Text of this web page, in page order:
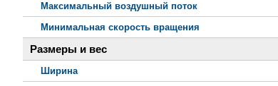
Максимальный воздушный поток
Минимальная скорость вращения
Размеры и вес
Ширина